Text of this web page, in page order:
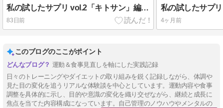
私の試したサプリ vol.2「キトサン」編 リニューアル版
83日前 4ヶ月前
このブログのここがポイント
運動＆食事見直しを軸にした実践記録
日々のトレーニングやダイエットの取り組みを鋭く記録しながら、体調や
見た目の変化を追うリアルな体験談を中心としています。運動内容や食事
調整を具体的に示し、目的や意識の変化を織り交ぜながら、継続と成長に
焦点を当てた内容構成になっています。自己管理のノウハウやメンタルの